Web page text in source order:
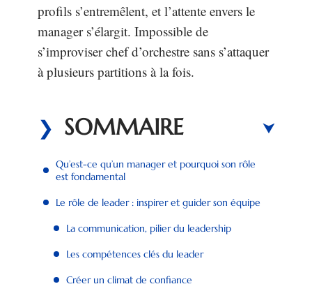
profils s’entremêlent, et l’attente envers le
manager s’élargit. Impossible de
s’improviser chef d’orchestre sans s’attaquer
à plusieurs partitions à la fois.
SOMMAIRE
Qu’est-ce qu’un manager et pourquoi son rôle
est fondamental
Le rôle de leader : inspirer et guider son équipe
La communication, pilier du leadership
Les compétences clés du leader
Créer un climat de confiance